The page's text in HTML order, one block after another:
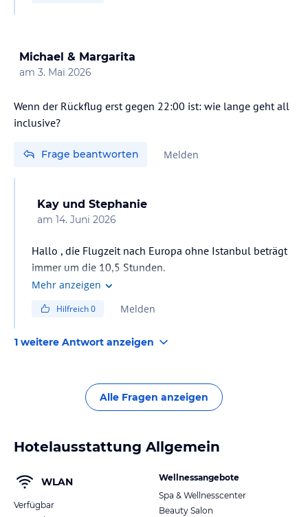
nur am Strand verbracht werden soll, könnte der
Flugverkehr als störend bezeichnet werden.
Michael & Margarita
am 3. Mai 2026
Wenn der Rückflug erst gegen 22:00 ist: wie lange geht all
inclusive?
Frage beantworten Melden
Kay und Stephanie
am 14. Juni 2026
Hallo , die Flugzeit nach Europa ohne Istanbul beträgt
Mehr anzeigen
Hilfreich0 Melden
1 weitere Antwort anzeigen
Alle Fragen anzeigen
Hotelausstattung Allgemein
WLAN
Verfügbar
Wellnessangebote
Spa & Wellnesscenter
Beauty Salon